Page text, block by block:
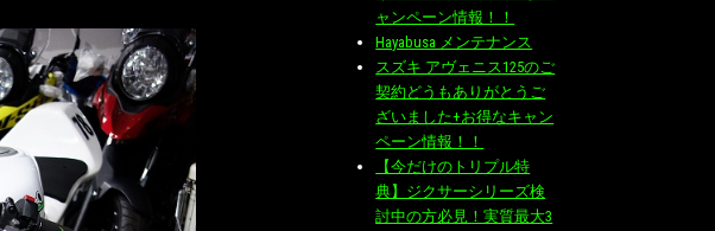
ャンペーン情報！！
Hayabusa メンテナンス
スズキ アヴェニス125のご
契約どうもありがとうご
ざいました+お得なキャン
ペーン情報！！
【今だけのトリプル特
典】ジクサーシリーズ検
討中の方必見！実質最大3